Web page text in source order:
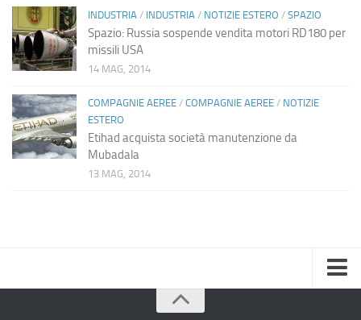
INDUSTRIA / INDUSTRIA / NOTIZIE ESTERO / SPAZIO
Spazio: Russia sospende vendita motori RD180 per
missili USA
14 MAG, 2014
COMPAGNIE AEREE / COMPAGNIE AEREE / NOTIZIE
ESTERO
Etihad acquista società manutenzione da
Mubadala
13 MAG, 2014